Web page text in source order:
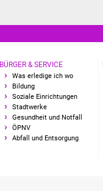
BÜRGER & SERVICE
Was erledige ich wo
Bildung
Soziale Einrichtungen
Stadtwerke
Gesundheit und Notfall
ÖPNV
Abfall und Entsorgung